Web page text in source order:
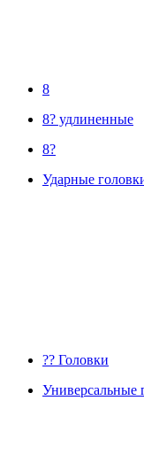
8
8? удлиненные
8?
Ударные
?? Головки
Универсальные